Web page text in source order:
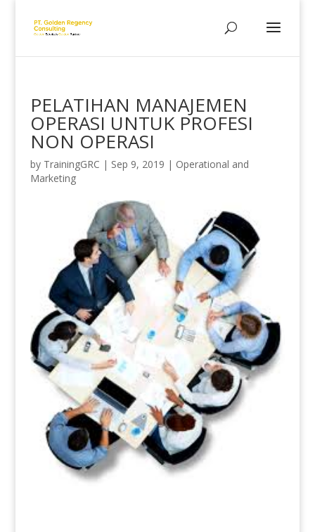
PELATIHAN MANAJEMEN
OPERASI UNTUK PROFESI
NON OPERASI
by TrainingGRC | Sep 9, 2019 | Operational and
Marketing